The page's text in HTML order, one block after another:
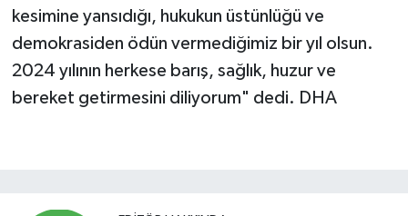
kesimine yansıdığı, hukukun üstünlüğü ve
demokrasiden ödün vermediğimiz bir yıl olsun.
2024 yılının herkese barış, sağlık, huzur ve
bereket getirmesini diliyorum" dedi. DHA